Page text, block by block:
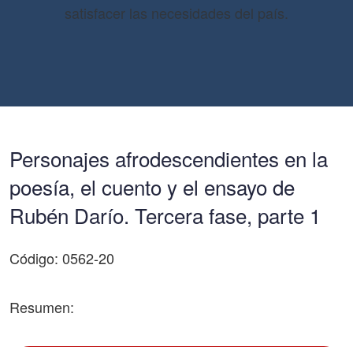
satisfacer las necesidades del país.
Personajes afrodescendientes en la
poesía, el cuento y el ensayo de
Rubén Darío. Tercera fase, parte 1
Código: 0562-20
Resumen: